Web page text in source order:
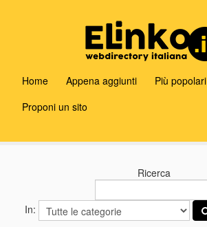
Home Appena aggiunti Più popolari
Proponi un sito
Ricerca
In: